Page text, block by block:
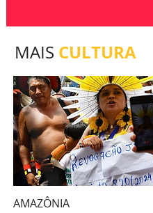
MAIS CULTURA
AMAZÔNIA